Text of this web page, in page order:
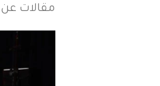
مقالات عن